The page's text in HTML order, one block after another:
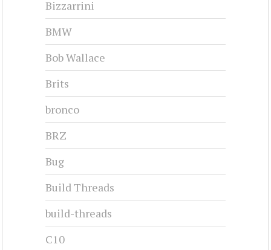
Bizzarrini
BMW
Bob Wallace
Brits
bronco
BRZ
Bug
Build Threads
build-threads
C10